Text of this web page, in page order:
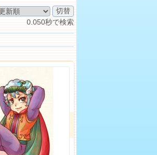
0.050秒で検索